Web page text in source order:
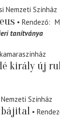
Nemzeti Színház
Rendező
tanítványa
király új
Színház
bájital